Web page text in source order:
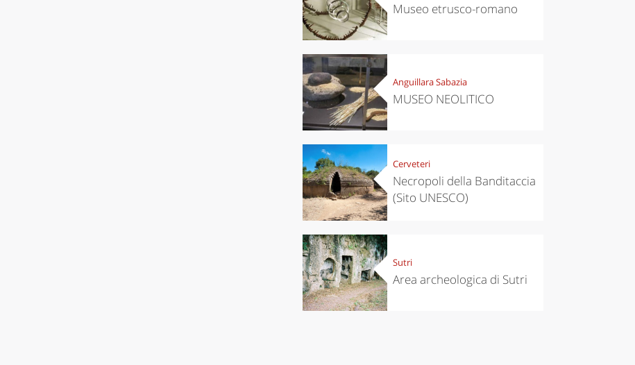
Museo etrusco-romano
Anguillara Sabazia
MUSEO NEOLITICO
Cerveteri
Necropoli della Banditaccia
(Sito UNESCO)
Sutri
Area archeologica di Sutri